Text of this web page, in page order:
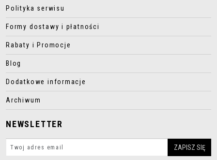
Polityka serwisu
Formy dostawy i płatności
Rabaty i Promocje
Blog
Dodatkowe informacje
Archiwum
NEWSLETTER